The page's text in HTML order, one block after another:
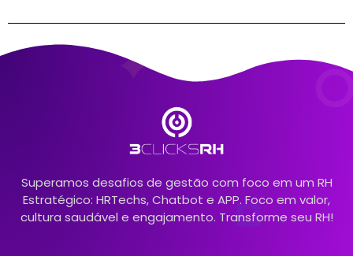
Superamos desafios de gestão com foco em um RH
Estratégico: HRTechs, Chatbot e APP. Foco em valor,
cultura saudável e engajamento. Transforme seu RH!